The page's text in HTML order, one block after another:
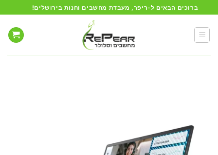
to
content
ברוכים הבאים ל-ריפר, מעבדת מחשבים וחנות בירושלים!